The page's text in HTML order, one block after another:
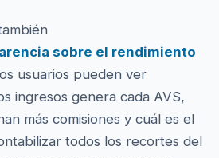
sobre el rendimiento
usuarios pueden ver
ingresos genera cada AVS,
más comisiones y cuál es el
todos los recortes del